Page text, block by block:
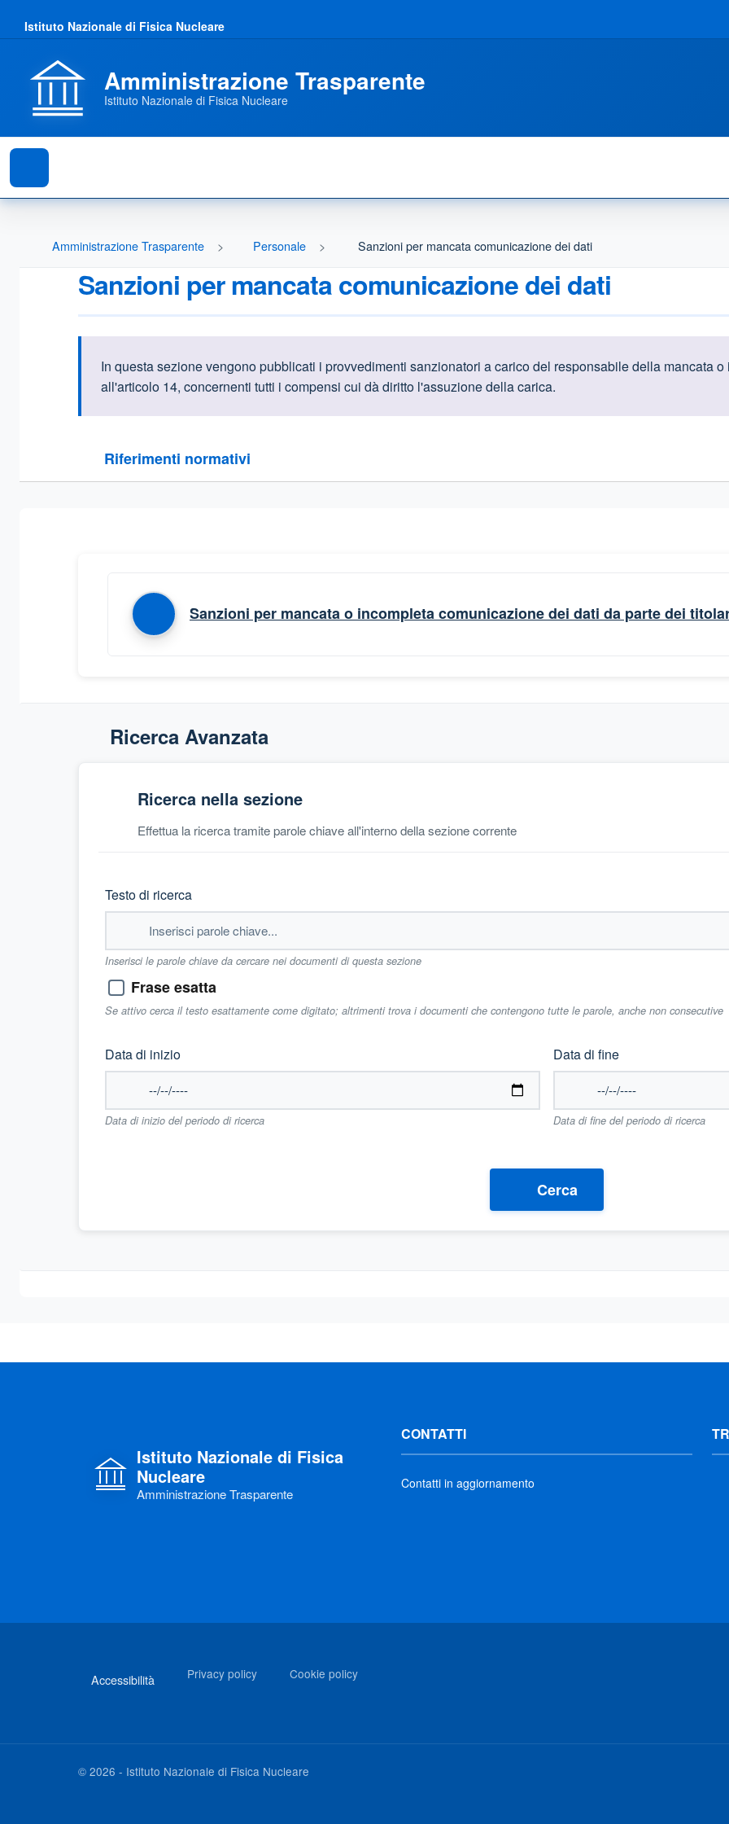
Istituto Nazionale di Fisica Nucleare
Amministrazione Trasparente
Istituto Nazionale di Fisica Nucleare
Amministrazione Trasparente Personale Sanzioni per mancata comunicazione dei dati
Sanzioni per mancata comunicazione dei dati
Informazioni introduttive
In questa sezione vengono pubblicati i provvedimenti sanzionatori a carico del responsabile della mancata
all'articolo 14, concernenti tutti i compensi cui dà diritto l'assuzione della carica.
Riferimenti normativi
Sezione compressa
Sanzioni per mancata o incompleta comunicazione dei dati da parte dei
Ricerca Avanzata
Ricerca nella sezione
Effettua la ricerca tramite parole chiave all'interno della sezione corrente
Testo di ricerca
Inserisci le parole chiave da cercare nei documenti di questa sezione
Frase esatta
Se attivo cerca il testo esattamente come digitato; altrimenti trova i documenti che contengono tutte le parole, anche non consecutive
Data di inizio
Data di inizio del periodo di ricerca
Data di fine
Data di fine del periodo di ricerca
Cerca
Istituto Nazionale di Fisica
Nucleare
Amministrazione Trasparente
CONTATTI
Contatti in aggiornamento
Accessibilità Privacy policy Cookie policy
© 2026 - Istituto Nazionale di Fisica Nucleare